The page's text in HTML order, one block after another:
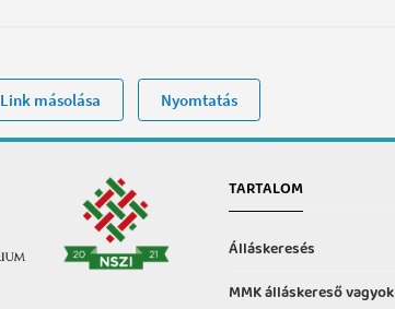
Link másolása Nyomtatás
TARTALOM
Álláskeresés
MMK álláskereső vagyok